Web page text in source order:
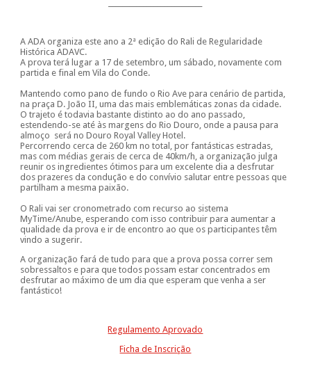
A ADA organiza este ano a 2ª edição do Rali de Regularidade
Histórica ADAVC.
A prova terá lugar a 17 de setembro, um sábado, novamente com
partida e final em Vila do Conde.
Mantendo como pano de fundo o Rio Ave para cenário de partida,
na praça D. João II, uma das mais emblemáticas zonas da cidade.
O trajeto é todavia bastante distinto ao do ano passado,
estendendo-se até às margens do Rio Douro, onde a pausa para
almoço será no Douro Royal Valley Hotel.
Percorrendo cerca de 260 km no total, por fantásticas estradas,
mas com médias gerais de cerca de 40km/h, a organização julga
reunir os ingredientes ótimos para um excelente dia a desfrutar
dos prazeres da condução e do convívio salutar entre pessoas que
partilham a mesma paixão.
O Rali vai ser cronometrado com recurso ao sistema
MyTime/Anube, esperando com isso contribuir para aumentar a
qualidade da prova e ir de encontro ao que os participantes têm
vindo a sugerir.
A organização fará de tudo para que a prova possa correr sem
sobressaltos e para que todos possam estar concentrados em
desfrutar ao máximo de um dia que esperam que venha a ser
fantástico!
Regulamento Aprovado
Ficha de Inscrição